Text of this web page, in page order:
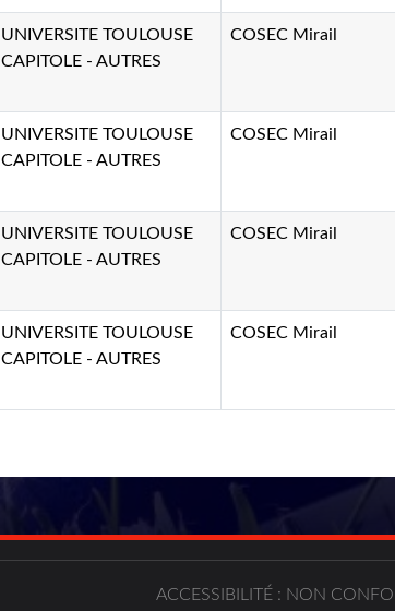
UNIVERSITE TOULOUSE
CAPITOLE - AUTRES
COSEC Mirail
UNIVERSITE TOULOUSE
CAPITOLE - AUTRES
COSEC Mirail
UNIVERSITE TOULOUSE
CAPITOLE - AUTRES
COSEC Mirail
UNIVERSITE TOULOUSE
CAPITOLE - AUTRES
COSEC Mirail
ACCESSIBILITÉ : NON